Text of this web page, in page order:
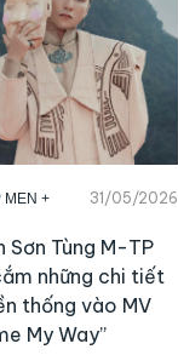
MEN + 31/05/2026
Sơn Tùng M-TP
những chi tiết
thống vào MV
My Way”